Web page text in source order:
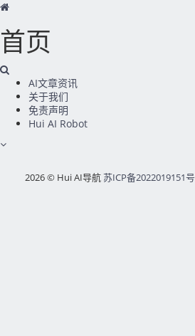
首页
AI文章资讯
关于我们
免责声明
Hui AI Robot
2026 © Hui AI导航苏ICP备2022019151号